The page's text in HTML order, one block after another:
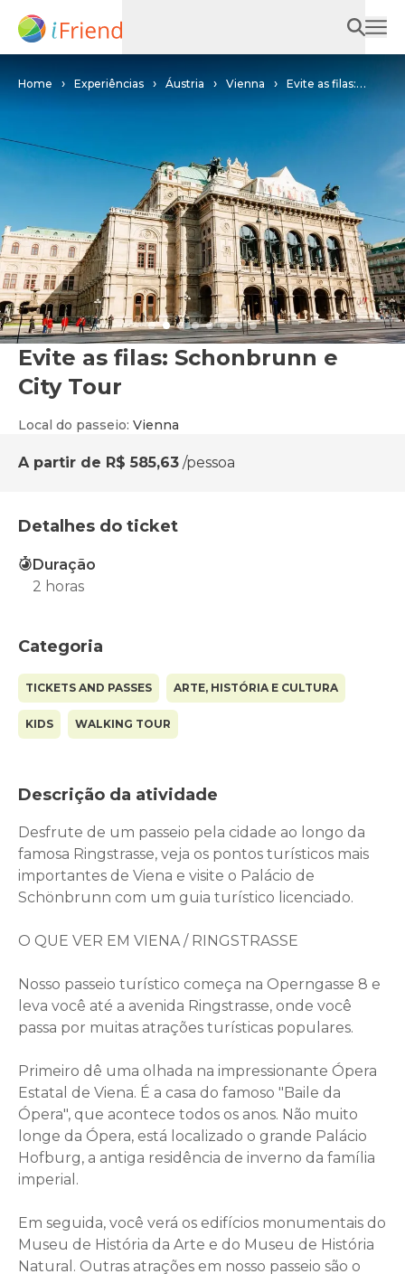
Home Experiências Áustria Vienna
Evite as filas:
Evite as filas: Schonbrunn e
City Tour
Local do passeio: Vienna
A partir de R$ 585,63 /pessoa
Detalhes do ticket
Duração
2 horas
Categoria
TICKETS AND PASSES ARTE, HISTÓRIA E CULTURA
KIDS WALKING TOUR
Descrição da atividade
Desfrute de um passeio pela cidade ao longo da
famosa Ringstrasse, veja os pontos turísticos mais
importantes de Viena e visite o Palácio de
Schönbrunn com um guia turístico licenciado.
O QUE VER EM VIENA / RINGSTRASSE
Nosso passeio turístico começa na Operngasse 8 e
leva você até a avenida Ringstrasse, onde você
passa por muitas atrações turísticas populares.
Primeiro dê uma olhada na impressionante Ópera
Estatal de Viena. É a casa do famoso "Baile da
Ópera", que acontece todos os anos. Não muito
longe da Ópera, está localizado o grande Palácio
Hofburg, a antiga residência de inverno da família
imperial.
Em seguida, você verá os edifícios monumentais do
Museu de História da Arte e do Museu de História
Natural. Outras atrações em nosso passeio são o